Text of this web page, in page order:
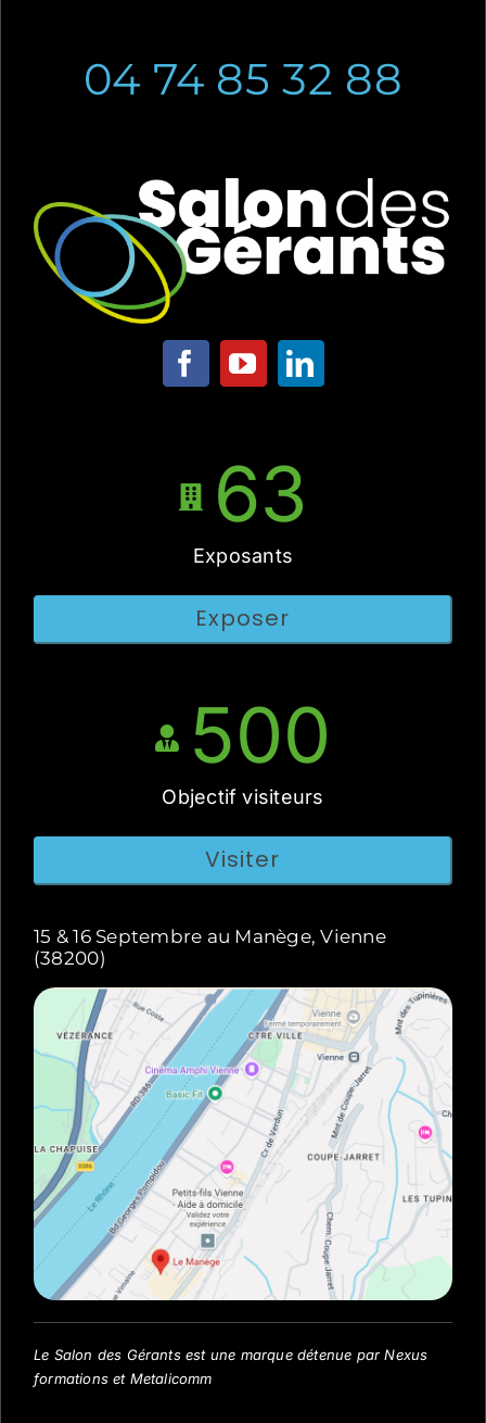
04 74 85 32 88
63
Exposants
Exposer
500
Objectif visiteurs
Visiter
15 & 16 Septembre au Manège, Vienne
(38200)
Le Salon des Gérants est une marque détenue par Nexus
formations et Metalicomm